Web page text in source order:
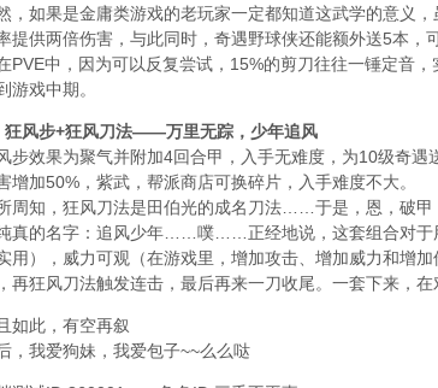
，如果是金庸类游戏的老玩家一定都知道这武学的意义
提供两倍伤害，与此同时，奇遇野球侠还能额外送5本，
PVE中，因为可以反复尝试，15%的剪刀往往一锤定音
游戏中期。
狂风步+狂风刀法——万里无踪，少年追风
步效果为聚气并附加4回合甲，入手无难度，为10级奇
增加50%，紫武，帮派商店可换碎片，入手难度不大。
周知，狂风刀法是田伯光的成名刀法……于是，恩，破
真的名字：追风少年……噗……正经地说，这套组合对于
用），威力可观（在游戏里，增加攻击、增加威力和增
再狂风刀法触发连击，最后再来一刀收尾。一套下来，
如此，有空再叙
，我爱狗妹，我爱包子~~么么哒